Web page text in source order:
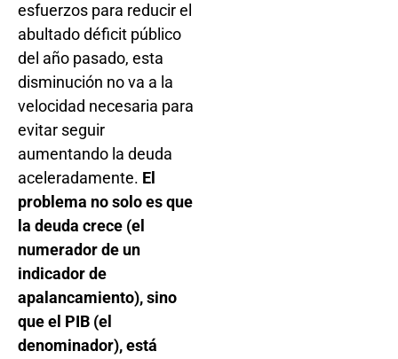
esfuerzos para reducir el
abultado déficit público
del año pasado, esta
disminución no va a la
velocidad necesaria para
evitar seguir
aumentando la deuda
aceleradamente. El
problema no solo es que
la deuda crece (el
numerador de un
indicador de
apalancamiento), sino
que el PIB (el
denominador), está